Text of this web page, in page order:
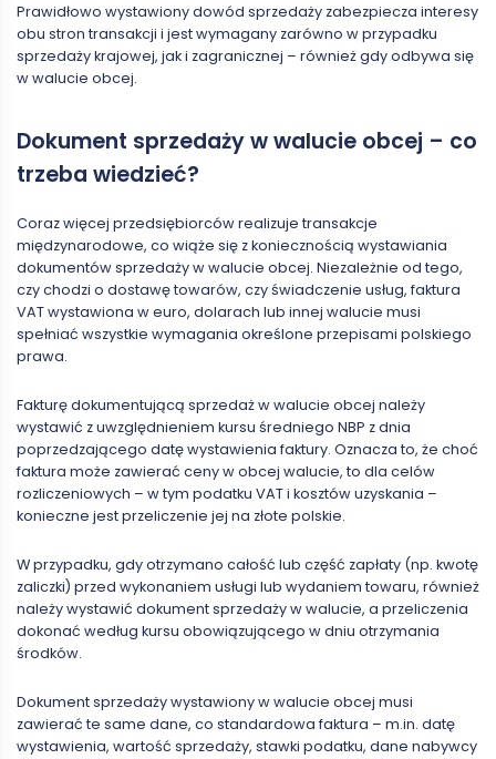
Prawidłowo wystawiony dowód sprzedaży zabezpiecza interesy
obu stron transakcji i jest wymagany zarówno w przypadku
sprzedaży krajowej, jak i zagranicznej – również gdy odbywa się
w walucie obcej.
Dokument sprzedaży w walucie obcej – co
trzeba wiedzieć?
Coraz więcej przedsiębiorców realizuje transakcje
międzynarodowe, co wiąże się z koniecznością wystawiania
dokumentów sprzedaży w walucie obcej. Niezależnie od tego,
czy chodzi o dostawę towarów, czy świadczenie usług, faktura
VAT wystawiona w euro, dolarach lub innej walucie musi
spełniać wszystkie wymagania określone przepisami polskiego
prawa.
Fakturę dokumentującą sprzedaż w walucie obcej należy
wystawić z uwzględnieniem kursu średniego NBP z dnia
poprzedzającego datę wystawienia faktury. Oznacza to, że choć
faktura może zawierać ceny w obcej walucie, to dla celów
rozliczeniowych – w tym podatku VAT i kosztów uzyskania –
konieczne jest przeliczenie jej na złote polskie.
W przypadku, gdy otrzymano całość lub część zapłaty (np. kwotę
zaliczki) przed wykonaniem usługi lub wydaniem towaru, również
należy wystawić dokument sprzedaży w walucie, a przeliczenia
dokonać według kursu obowiązującego w dniu otrzymania
środków.
Dokument sprzedaży wystawiony w walucie obcej musi
zawierać te same dane, co standardowa faktura – m.in. datę
wystawienia, wartość sprzedaży, stawki podatku, dane nabywcy